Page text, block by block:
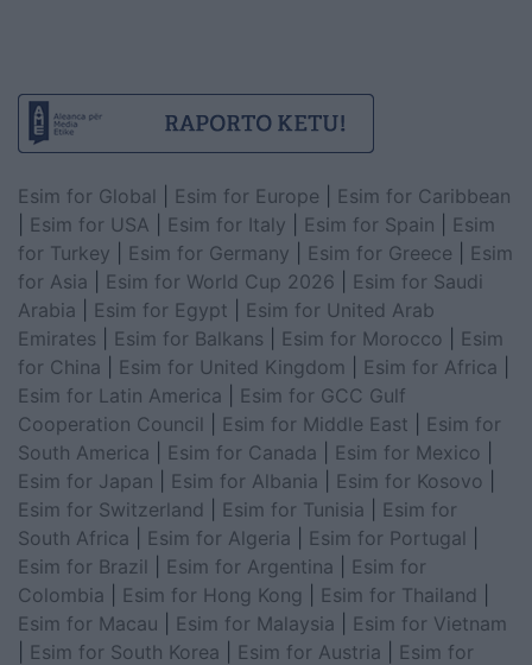
Esim for Global Esim for Europe
Esim for Caribbean
Esim for USA Esim for Italy Esim for Spain
Esim
for Turkey
Esim for Germany Esim for Greece
Esim
for Asia
Esim for World Cup 2026
Esim for Saudi
Arabia
Esim for Egypt
Esim for United Arab
Emirates
Esim for Balkans Esim for Morocco
Esim
for China
Esim for United Kingdom Esim for Africa
Esim for Latin America
Esim for GCC Gulf
Cooperation Council
Esim for Middle East
Esim for
South America
Esim for Canada Esim for Mexico
Esim for Japan
Esim for Albania Esim for Kosovo
Esim for Switzerland
Esim for Tunisia
Esim for
South Africa
Esim for Algeria Esim for Portugal
Esim for Brazil
Esim for Argentina
Esim for
Colombia
Esim for Hong Kong Esim for Thailand
Esim for Macau
Esim for Malaysia
Esim for Vietnam
Esim for South Korea Esim for Austria
Esim for